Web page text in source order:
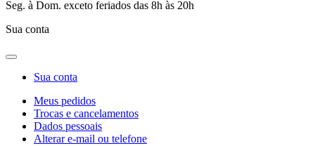
Seg. à Dom. exceto feriados das 8h às 20h
Sua conta
Sua conta
Meus pedidos
Trocas e cancelamentos
Dados pessoais
Alterar e-mail ou telefone